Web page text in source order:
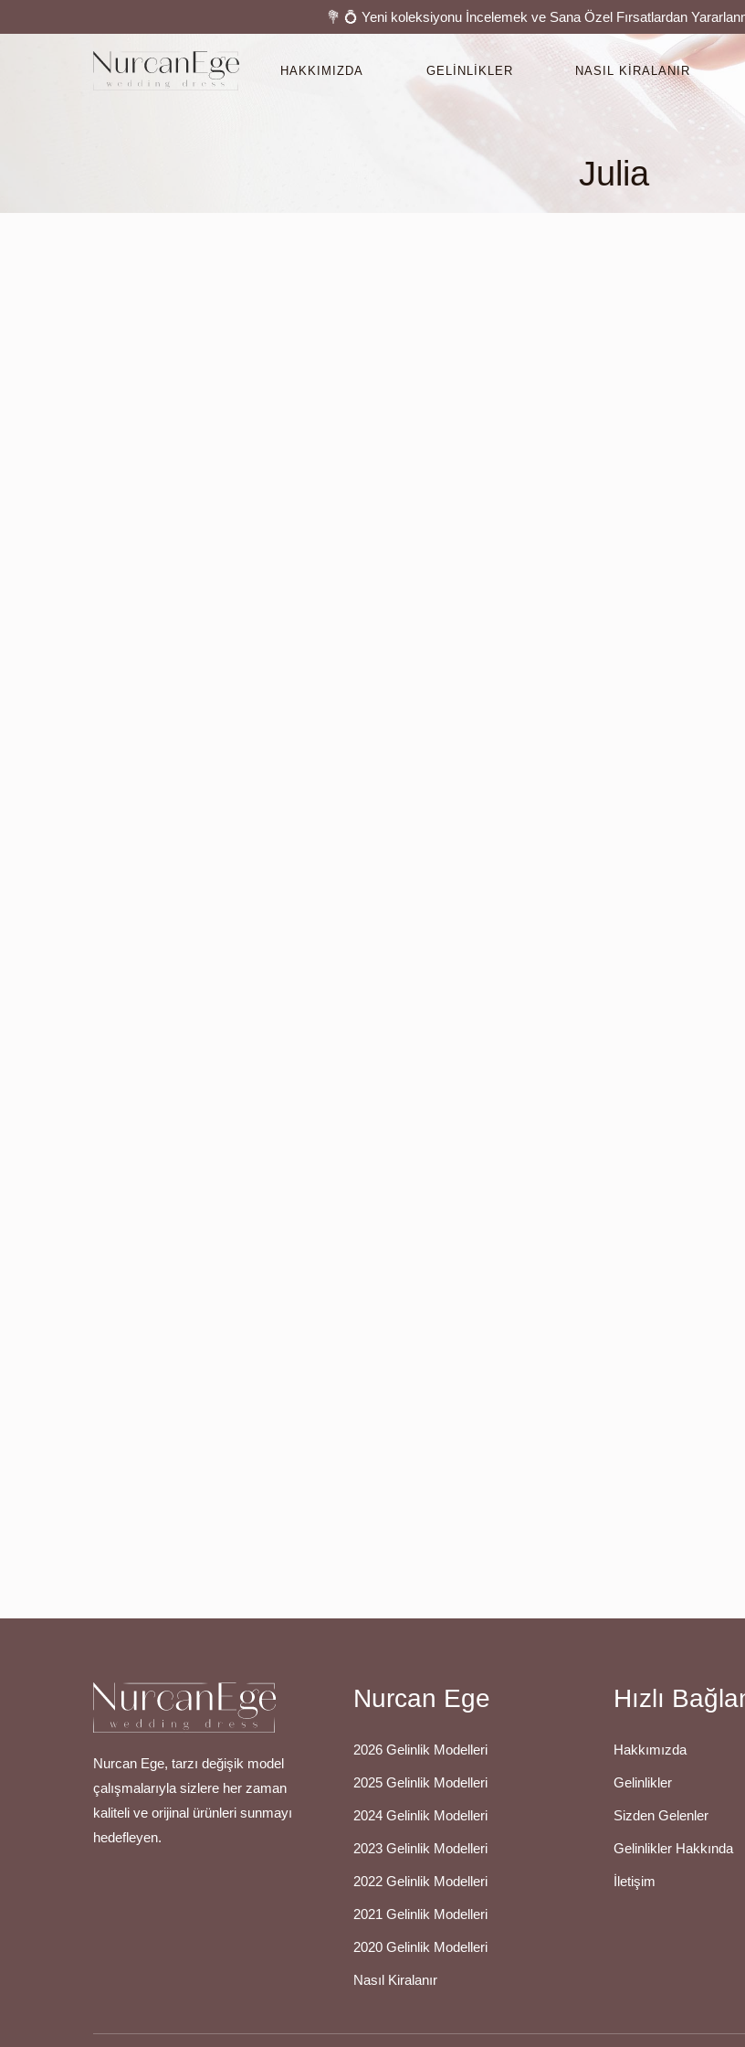
💐 💍 Yeni koleksiyonu İncelemek ve Sana Özel Fırsatlardan
HAKKIMIZDA GELINLIKLER NASIL KIRALANIR
Julia
Nurcan Ege, tarzı değişik model
çalışmalarıyla sizlere her zaman
kaliteli ve orijinal ürünleri sunmayı
hedefleyen.
Nurcan Ege
2026 Gelinlik Modelleri
2025 Gelinlik Modelleri
2024 Gelinlik Modelleri
2023 Gelinlik Modelleri
2022 Gelinlik Modelleri
2021 Gelinlik Modelleri
2020 Gelinlik Modelleri
Nasıl Kiralanır
Hızlı
Hakkımızda
Gelinlikler
Sizden Gelenler
Gelinlikler Hakkında
İletişim